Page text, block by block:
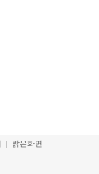
밝은화면